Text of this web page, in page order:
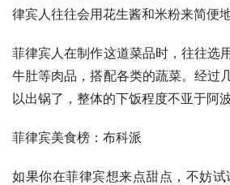
律宾人往往会用花生酱和米粉来简便
菲律宾人在制作这道菜品时，往往选
牛肚等肉品，搭配各类的蔬菜。经过
以出锅了，整体的下饭程度不亚于阿波
菲律宾美食榜：布科派
如果你在菲律宾想来点甜点，不妨试